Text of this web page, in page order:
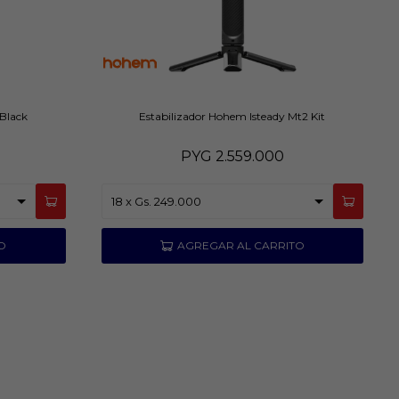
Estabilizador Hohem Isteady Mt2 Kit
PYG 2.559.000